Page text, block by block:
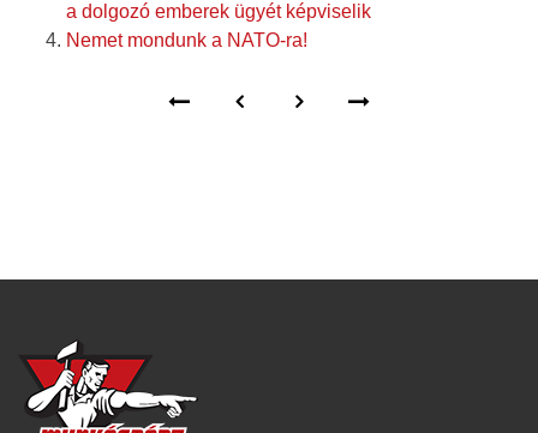
a dolgozó emberek ügyét képviselik
Nemet mondunk a NATO-ra!